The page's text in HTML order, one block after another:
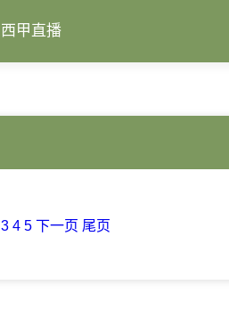
西甲直播
3 4 5 下一页 尾页